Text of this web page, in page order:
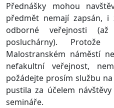
Přednášky mohou
předmět nemají zapsán,
odborné veřejnosti
posluchárny).
Malostranském náměstí
nefakultní veřejnost,
požádejte prosím službu
pustila za účelem
semináře.